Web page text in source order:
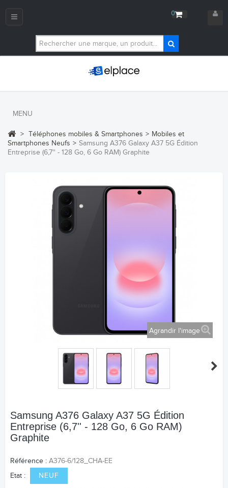
0
Navigation
MENU
> Téléphones mobiles & Smartphones > Mobiles et
Smartphones Neufs > Samsung A376 Galaxy A37 5G Édition
Entreprise (6,7'' - 128 Go, 6 Go RAM) Graphite
Agrandir l'image
Samsung A376 Galaxy A37 5G Édition
Entreprise (6,7'' - 128 Go, 6 Go RAM)
Graphite
Référence : A376-6/128_CHA-EE
Etat :
NEUF